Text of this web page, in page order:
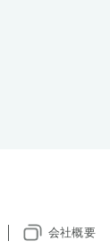
会社概要